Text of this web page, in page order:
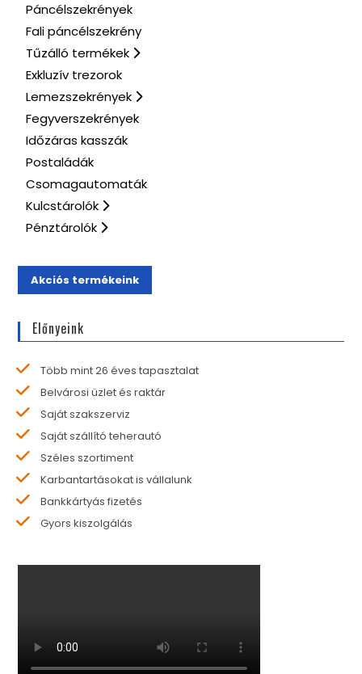
Páncélszekrények
Fali páncélszekrény
Tűzálló termékek
Exkluzív trezorok
Lemezszekrények
Fegyverszekrények
Időzáras kasszák
Postaládák
Csomagautomaták
Kulcstárolók
Pénztárolók
Akciós termékeink
Előnyeink
Több mint 26 éves tapasztalat
Belvárosi üzlet és raktár
Saját szakszerviz
Saját szállító teherautó
Széles szortiment
Karbantartásokat is vállalunk
Bankkártyás fizetés
Gyors kiszolgálás